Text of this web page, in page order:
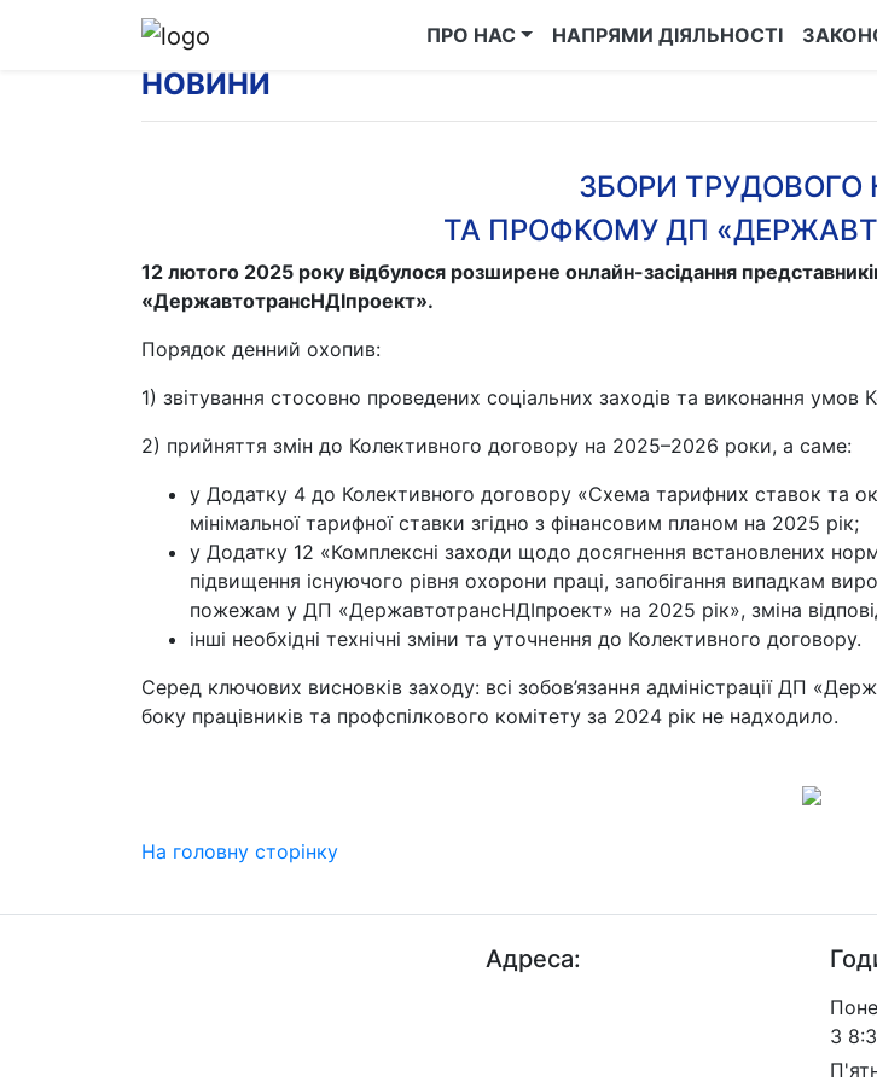
ПРО НАС НАПРЯМИ ДІЯЛЬНОСТІ
НОВИНИ
ЗБОРИ ТРУДОВОГО
ТА ПРОФКОМУ ДП
12 лютого 2025 року відбулося розширене онлайн-засідання
«ДержавтотрансНДІпроект».
Порядок денний охопив:
1) звітування стосовно проведених соціальних заходів та виконання
2) прийняття змін до Колективного договору на 2025–2026 роки, а саме:
у Додатку 4 до Колективного договору «Схема тарифних ставок та
мінімальної тарифної ставки згідно з фінансовим планом на 2025 рік;
у Додатку 12 «Комплексні заходи щодо досягнення встановлених
підвищення існуючого рівня охорони праці, запобігання випадкам
пожежам у ДП «ДержавтотрансНДІпроект» на 2025 рік», зміна
інші необхідні технічні зміни та уточнення до Колективного договору.
Серед ключових висновків заходу: всі зобов’язання адміністрації ДП
боку працівників та профспілкового комітету за 2024 рік не надходило.
На головну сторінку
Адреса:
З